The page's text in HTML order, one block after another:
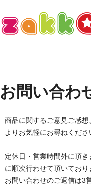
お問い合わ
商品に関するご意見ご感
よりお気軽にお尋ねくださ
定休日・営業時間外に頂
に順次行わせて頂いており
お問い合わせのご返信は3